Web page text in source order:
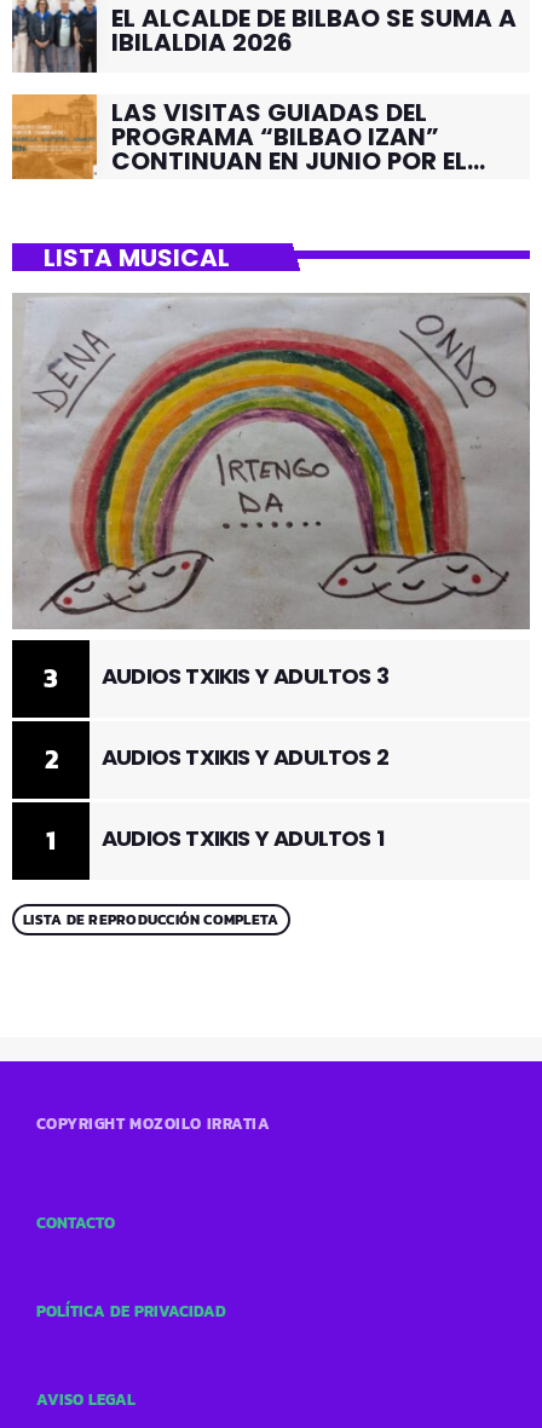
EL ALCALDE DE BILBAO SE SUMA A
IBILALDIA 2026
LAS VISITAS GUIADAS DEL
PROGRAMA “BILBAO IZAN”
CONTINUAN EN JUNIO POR EL
LISTA MUSICAL
1 AUDIOS TXIKIS Y ADULTOS 1
2 AUDIOS TXIKIS Y ADULTOS 2
3 AUDIOS TXIKIS Y ADULTOS 3
LISTA DE REPRODUCCIÓN COMPLETA
COPYRIGHT MOZOILO IRRATIA
CONTACTO
POLÍTICA DE PRIVACIDAD
AVISO LEGAL